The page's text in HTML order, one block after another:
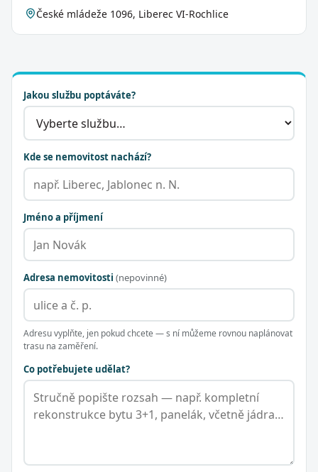
České mládeže 1096, Liberec VI-Rochlice
Jakou službu poptáváte?
Kde se nemovitost nachází?
Jméno a příjmení
Adresa nemovitosti (nepovinné)
Adresu vyplňte, jen pokud chcete — s ní můžeme rovnou naplánovat
trasu na zaměření.
Co potřebujete udělat?